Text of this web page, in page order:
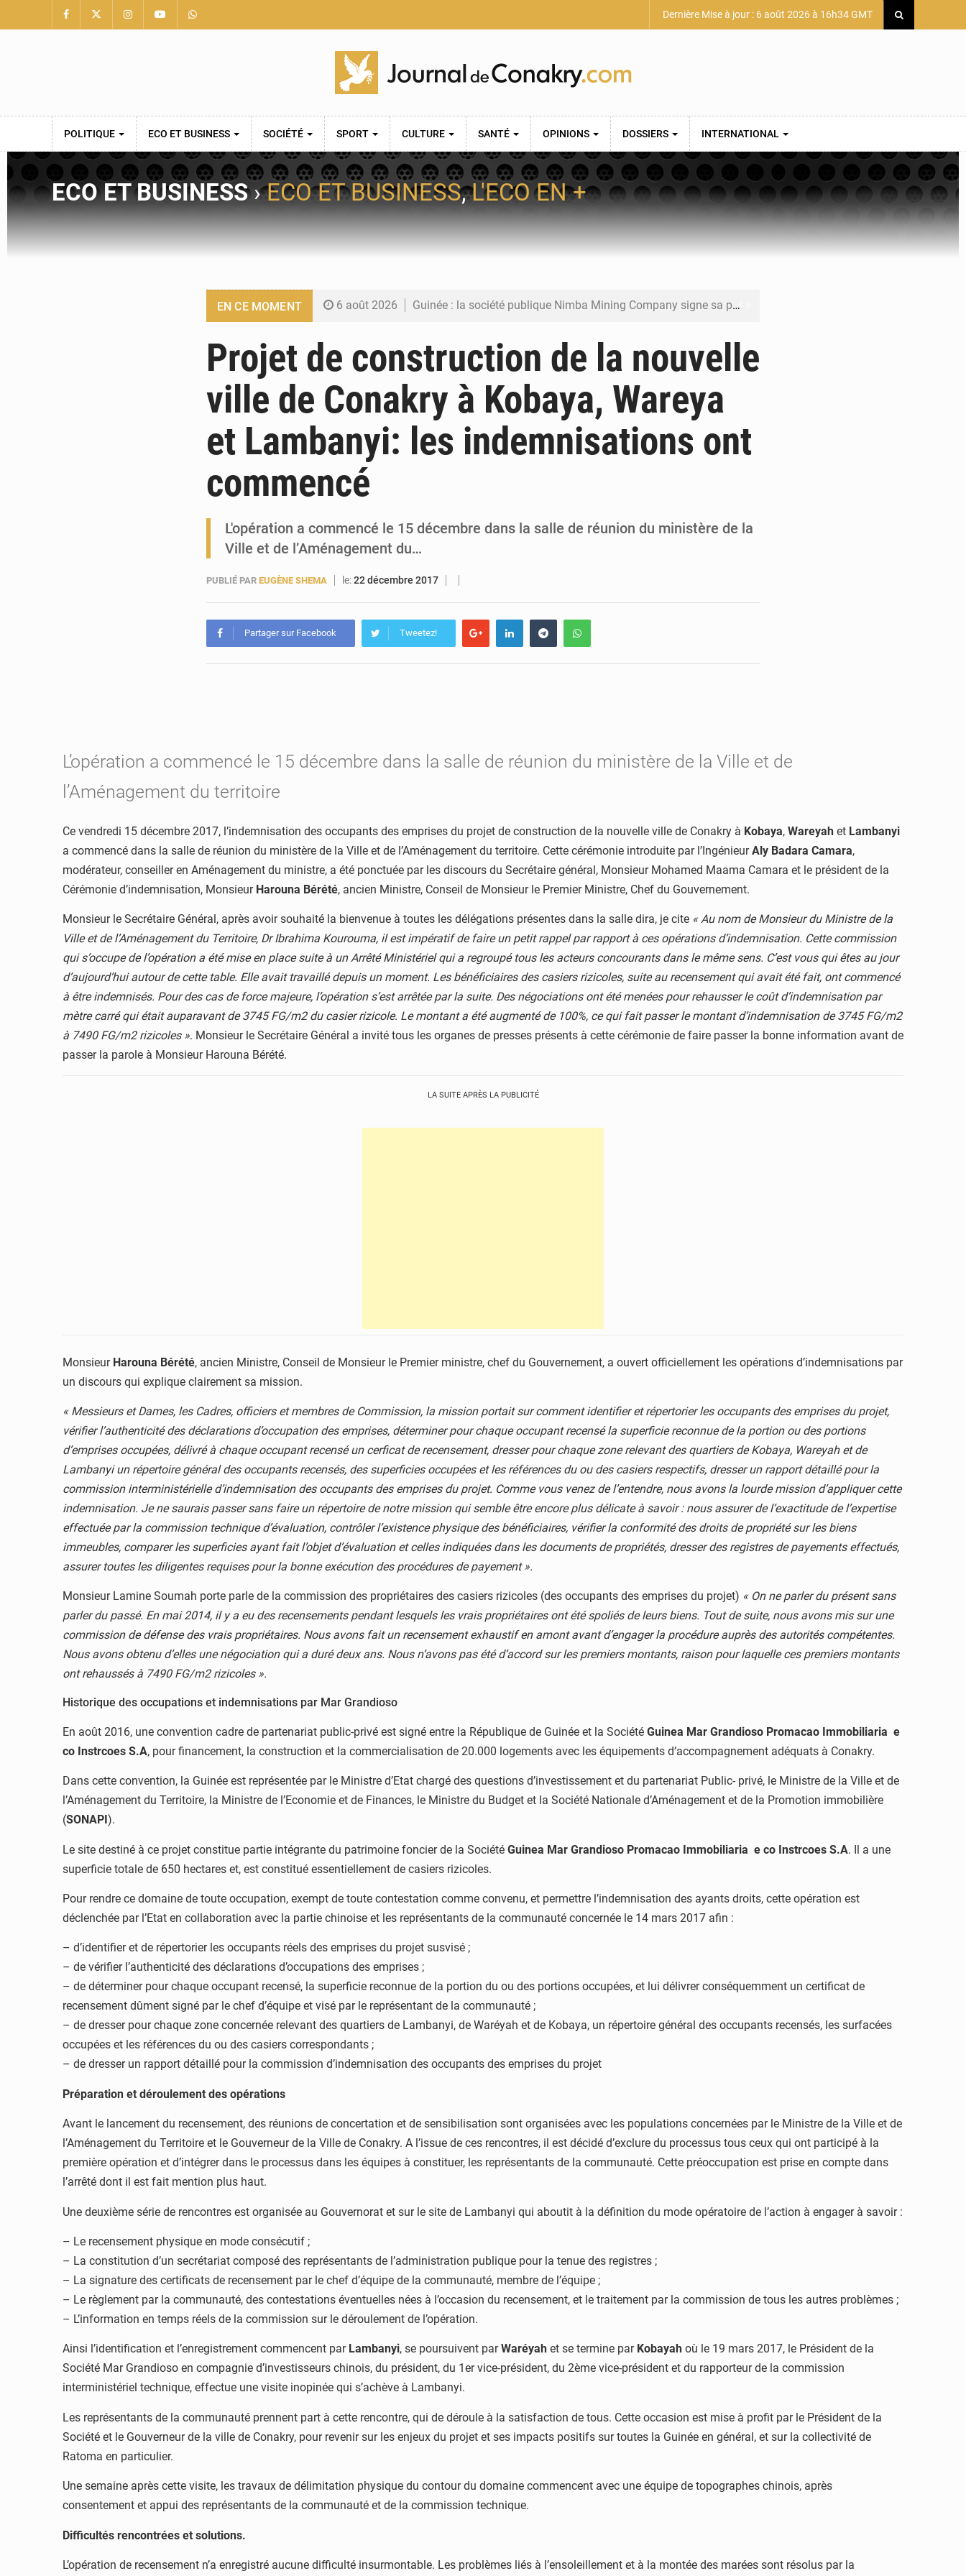
Dernière Mise à jour : 6 août 2026 à 16h34 GMT
POLITIQUE ECO ET BUSINESS SOCIÉTÉ SPORT CULTURE SANTÉ OPINIONS DOSSIERS INTERNATIONAL
ECO ET BUSINESS›ECO ET BUSINESS,L'ECO EN +
EN CE MOMENT 6 août 2026 Guinée : la société publique Nimba Mining Company signe sa première convention minière
5 août 2026 Guinée : 23 personnes interpellées après les affrontements entre Bankoumana et Djoma Balandou à Mandiana
5 août 2026 Guinée : Amara Camara prend la coordination de l’action de l’État en l’absence du président Mamadi Doumbouya
5 août 2026 Forces Vives en Guinée : la coalition critique la gestion de Mamadi Doumbouya
Projet de construction de la nouvelle
ville de Conakry à Kobaya, Wareya
et Lambanyi: les indemnisations ont
commencé
L'opération a commencé le 15 décembre dans la salle de réunion du ministère de la
Ville et de l’Aménagement du…
PUBLIÉ PAR EUGÈNE SHEMA le:22 décembre 2017
Partager sur Facebook Tweetez!
L’opération a commencé le 15 décembre dans la salle de réunion du ministère de la Ville et de
l’Aménagement du territoire
Ce vendredi 15 décembre 2017, l’indemnisation des occupants des emprises du projet de construction de la nouvelle ville de Conakry à Kobaya, Wareyah et Lambanyi
a commencé dans la salle de réunion du ministère de la Ville et de l’Aménagement du territoire. Cette cérémonie introduite par l’IngénieurAly Badara Camara,
modérateur, conseiller en Aménagement du ministre, a été ponctuée par les discours du Secrétaire général, Monsieur Mohamed Maama Camara et le président de la
Cérémonie d’indemnisation, Monsieur Harouna Bérété, ancien Ministre, Conseil de Monsieur le Premier Ministre, Chef du Gouvernement.
Monsieur le Secrétaire Général, après avoir souhaité la bienvenue à toutes les délégations présentes dans la salle dira, je cite « Au nom de Monsieur du Ministre de la
Ville et de l’Aménagement du Territoire, Dr Ibrahima Kourouma, il est impératif de faire un petit rappel par rapport à ces opérations d’indemnisation. Cette commission
qui s’occupe de l’opération a été mise en place suite à un Arrêté Ministériel qui a regroupé tous les acteurs concourants dans le même sens. C’est vous qui êtes au jour
d’aujourd’hui autour de cette table. Elle avait travaillé depuis un moment. Les bénéficiaires des casiers rizicoles, suite au recensement qui avait été fait, ont commencé
à être indemnisés. Pour des cas de force majeure, l’opération s’est arrêtée par la suite. Des négociations ont été menées pour rehausser le coût d’indemnisation par
mètre carré qui était auparavant de 3745 FG/m2 du casier rizicole. Le montant a été augmenté de 100%, ce qui fait passer le montant d’indemnisation de 3745 FG/m2
à 7490 FG/m2 rizicoles ». Monsieur le Secrétaire Général a invité tous les organes de presses présents à cette cérémonie de faire passer la bonne information avant de
passer la parole à Monsieur Harouna Bérété.
LA SUITE APRÈS LA PUBLICITÉ
Monsieur Harouna Bérété, ancien Ministre, Conseil de Monsieur le Premier ministre, chef du Gouvernement, a ouvert officiellement les opérations d’indemnisations par
un discours qui explique clairement sa mission.
« Messieurs et Dames, les Cadres, officiers et membres de Commission, la mission portait sur comment identifier et répertorier les occupants des emprises du projet,
vérifier l’authenticité des déclarations d’occupation des emprises, déterminer pour chaque occupant recensé la superficie reconnue de la portion ou des portions
d’emprises occupées, délivré à chaque occupant recensé un cerficat de recensement, dresser pour chaque zone relevant des quartiers de Kobaya, Wareyah et de
Lambanyi un répertoire général des occupants recensés, des superficies occupées et les références du ou des casiers respectifs, dresser un rapport détaillé pour la
commission interministérielle d’indemnisation des occupants des emprises du projet. Comme vous venez de l’entendre, nous avons la lourde mission d’appliquer cette
indemnisation. Je ne saurais passer sans faire un répertoire de notre mission qui semble être encore plus délicate à savoir : nous assurer de l’exactitude de l’expertise
effectuée par la commission technique d’évaluation, contrôler l’existence physique des bénéficiaires, vérifier la conformité des droits de propriété sur les biens
immeubles, comparer les superficies ayant fait l’objet d’évaluation et celles indiquées dans les documents de propriétés, dresser des registres de payements effectués,
assurer toutes les diligentes requises pour la bonne exécution des procédures de payement ».
Monsieur Lamine Soumah porte parle de la commission des propriétaires des casiers rizicoles (des occupants des emprises du projet) « On ne parler du présent sans
parler du passé. En mai 2014, il y a eu des recensements pendant lesquels les vrais propriétaires ont été spoliés de leurs biens. Tout de suite, nous avons mis sur une
commission de défense des vrais propriétaires. Nous avons fait un recensement exhaustif en amont avant d’engager la procédure auprès des autorités compétentes.
Nous avons obtenu d’elles une négociation qui a duré deux ans. Nous n’avons pas été d’accord sur les premiers montants, raison pour laquelle ces premiers montants
ont rehaussés à 7490 FG/m2 rizicoles ».
Historique des occupations et indemnisations par Mar Grandioso
En août 2016, une convention cadre de partenariat public-privé est signé entre la République de Guinée et la Société Guinea Mar Grandioso Promacao Immobiliaria e
co Instrcoes S.A, pour financement, la construction et la commercialisation de 20.000 logements avec les équipements d’accompagnement adéquats à Conakry.
Dans cette convention, la Guinée est représentée par le Ministre d’Etat chargé des questions d’investissement et du partenariat Public- privé, le Ministre de la Ville et de
l’Aménagement du Territoire, la Ministre de l’Economie et de Finances, le Ministre du Budget et la Société Nationale d’Aménagement et de la Promotion immobilière
(SONAPI ).
Le site destiné à ce projet constitue partie intégrante du patrimoine foncier de la Société Guinea Mar Grandioso Promacao Immobiliaria e co Instrcoes S.A. Il a une
superficie totale de 650 hectares et, est constitué essentiellement de casiers rizicoles.
Pour rendre ce domaine de toute occupation, exempt de toute contestation comme convenu, et permettre l’indemnisation des ayants droits, cette opération est
déclenchée par l’Etat en collaboration avec la partie chinoise et les représentants de la communauté concernée le 14 mars 2017 afin :
– d’identifier et de répertorier les occupants réels des emprises du projet susvisé ;
– de vérifier l’authenticité des déclarations d’occupations des emprises ;
– de déterminer pour chaque occupant recensé, la superficie reconnue de la portion du ou des portions occupées, et lui délivrer conséquemment un certificat de
recensement dûment signé par le chef d’équipe et visé par le représentant de la communauté ;
– de dresser pour chaque zone concernée relevant des quartiers de Lambanyi, de Waréyah et de Kobaya, un répertoire général des occupants recensés, les surfacées
occupées et les références du ou des casiers correspondants ;
– de dresser un rapport détaillé pour la commission d’indemnisation des occupants des emprises du projet
Préparation et déroulement des opérations
Avant le lancement du recensement, des réunions de concertation et de sensibilisation sont organisées avec les populations concernées par le Ministre de la Ville et de
l’Aménagement du Territoire et le Gouverneur de la Ville de Conakry. A l’issue de ces rencontres, il est décidé d’exclure du processus tous ceux qui ont participé à la
première opération et d’intégrer dans le processus dans les équipes à constituer, les représentants de la communauté. Cette préoccupation est prise en compte dans
l’arrêté dont il est fait mention plus haut.
Une deuxième série de rencontres est organisée au Gouvernorat et sur le site de Lambanyi qui aboutit à la définition du mode opératoire de l’action à engager à savoir :
– Le recensement physique en mode consécutif ;
– La constitution d’un secrétariat composé des représentants de l’administration publique pour la tenue des registres ;
– La signature des certificats de recensement par le chef d’équipe de la communauté, membre de l’équipe ;
– Le règlement par la communauté, des contestations éventuelles nées à l’occasion du recensement, et le traitement par la commission de tous les autres problèmes ;
– L’information en temps réels de la commission sur le déroulement de l’opération.
Ainsi l’identification et l’enregistrement commencent par Lambanyi, se poursuivent parWaréyah et se termine par Kobayah où le 19 mars 2017, le Président de la
Société Mar Grandioso en compagnie d’investisseurs chinois, du président, du 1er vice-président, du 2ème vice-président et du rapporteur de la commission
interministériel technique, effectue une visite inopinée qui s’achève à Lambanyi.
Les représentants de la communauté prennent part à cette rencontre, qui de déroule à la satisfaction de tous. Cette occasion est mise à profit par le Président de la
Société et le Gouverneur de la ville de Conakry, pour revenir sur les enjeux du projet et ses impacts positifs sur toutes la Guinée en général, et sur la collectivité de
Ratoma en particulier.
Une semaine après cette visite, les travaux de délimitation physique du contour du domaine commencent avec une équipe de topographes chinois, après
consentement et appui des représentants de la communauté et de la commission technique.
Difficultés rencontrées et solutions.
L’opération de recensement n’a enregistré aucune difficulté insurmontable. Les problèmes liés à l’ensoleillement et à la montée des marées sont résolus par la